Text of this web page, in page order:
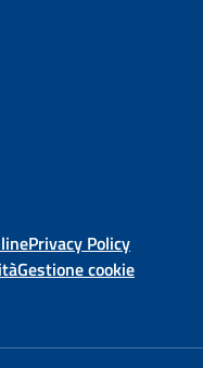
Privacy Policy
Gestione cookie